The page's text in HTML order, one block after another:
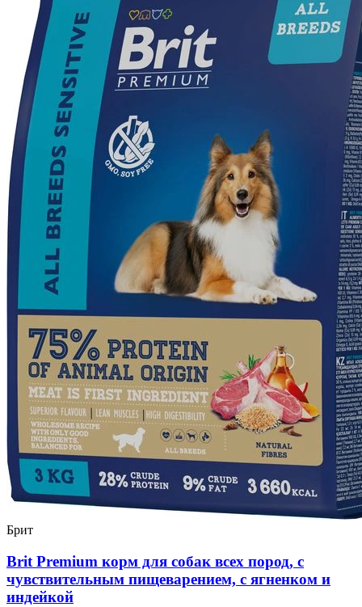
Брит
Brit Premium корм для собак всех пород, с
чувствительным пищеварением, с ягненком и
индейкой